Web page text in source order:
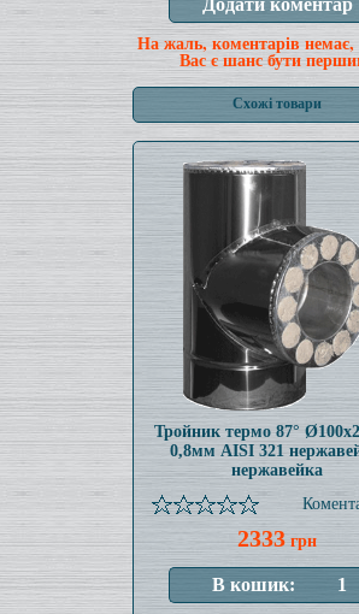
На жаль, коментарів немає,
Вас є шанс бути
Схожі товари
Тройник термо 87°
0,8мм AISI 321
нержавейка
2333 грн